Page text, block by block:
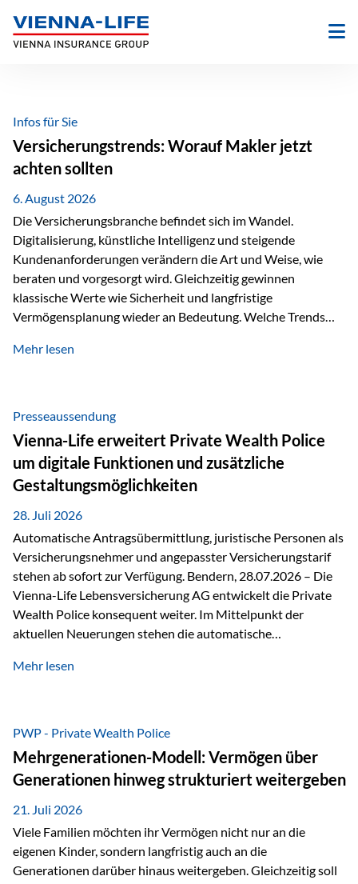
Inhalt
springen
Infos für Sie
Versicherungstrends: Worauf Makler jetzt
achten sollten
6. August 2026
Die Versicherungsbranche befindet sich im Wandel.
Digitalisierung, künstliche Intelligenz und steigende
Kundenanforderungen verändern die Art und Weise, wie
beraten und vorgesorgt wird. Gleichzeitig gewinnen
klassische Werte wie Sicherheit und langfristige
Vermögensplanung wieder an Bedeutung. Welche Trends
Blick behalten? Digitalisierung und KI verändern die
administrative Aufgaben, beschleunigen Abläufe und
schaffen mehr Zeit für das Wesentliche: die persönliche
Beratung. Gerade deshalb wird die individuelle Betreuung
zum entscheidenden Erfolgsfaktor. Technologie kann
unterstützen, Vertrauen entsteht jedoch weiterhin im
persönlichen Gespräch. Bei der Vienna-Life reagieren…
Mehr lesen
Presseaussendung
Vienna-Life erweitert Private Wealth Police
um digitale Funktionen und zusätzliche
Gestaltungsmöglichkeiten
28. Juli 2026
Automatische Antragsübermittlung, juristische Personen als
Versicherungsnehmer und angepasster Versicherungstarif
stehen ab sofort zur Verfügung. Bendern, 28.07.2026 – Die
Vienna-Life Lebensversicherung AG entwickelt die Private
Wealth Police konsequent weiter. Im Mittelpunkt der
aktuellen Neuerungen stehen die automatische
als Versicherungsnehmer einzusetzen, sowie eine
Abwicklung für Vertriebspartner deutlich effizienter
gestaltet. Anträge werden direkt elektronisch übermittelt,
Medienbrüche reduziert und die weitere Bearbeitung
beschleunigt. Ab sofort können auch juristische Personen,
wie Kapitalgesellschaften oder Stiftungen, als
Versicherungsnehmer eingesetzt werden. Damit erweitert
die Vienna-Life die Einsatzmöglichkeiten der Private Wealth
Police insbesondere für…
Mehr lesen
PWP - Private Wealth Police
Mehrgenerationen-Modell: Vermögen über
Generationen hinweg strukturiert weitergeben
21. Juli 2026
Viele Familien möchten ihr Vermögen nicht nur an die
eigenen Kinder, sondern langfristig auch an die
Generationen darüber hinaus weitergeben. Gleichzeitig soll